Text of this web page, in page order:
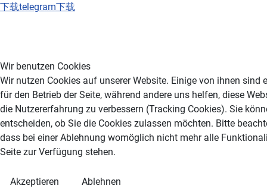
Wir benutzen Cookies
Wir nutzen Cookies auf unserer Website. Einige von ihnen sind
für den Betrieb der Seite, während andere uns helfen, diese
die Nutzererfahrung zu verbessern (Tracking Cookies). Sie
entscheiden, ob Sie die Cookies zulassen möchten. Bitte
dass bei einer Ablehnung womöglich nicht mehr alle
Seite zur Verfügung stehen.
Akzeptieren Ablehnen
下载telegram下载